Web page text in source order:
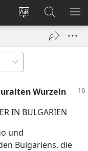
Websitesprache
ändern
Anmelden
(öffnet
Suche
Wurzeln
IN BULGARIEN
und
Bulgariens, die